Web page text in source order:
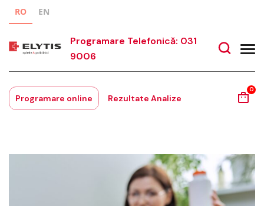
RO EN
Programare Telefonică: 031
9006
Programare online Rezultate Analize
0